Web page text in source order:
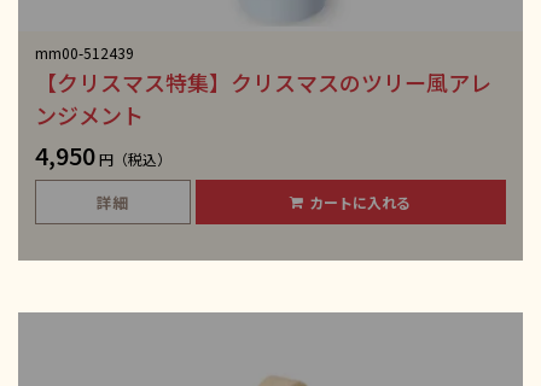
mm00-512439
【クリスマス特集】クリスマスのツリー風アレ
ンジメント
4,950円（税込）
詳細 カートに入れる